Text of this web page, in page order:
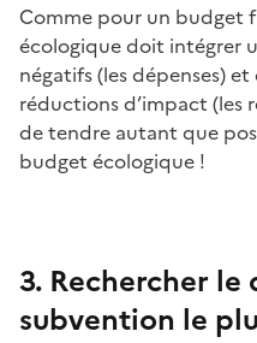
Comme pour un budget
écologique doit intégrer
négatifs (les dépenses)
réductions d’impact (les
de tendre autant que
budget écologique !
3. Rechercher
subvention le